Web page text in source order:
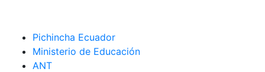
Pichincha Ecuador
Ministerio de Educación
ANT